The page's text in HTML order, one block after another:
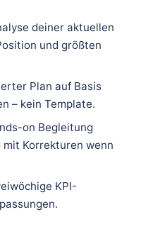
deiner aktuellen
und größten
Plan auf Basis
– kein Template.
on Begleitung
Korrekturen wenn
KPI-